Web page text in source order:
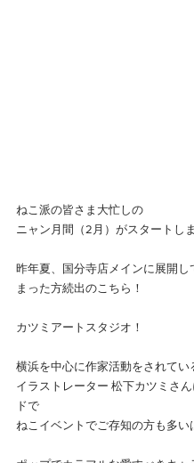
ねこ派の皆さま大忙しの
ニャン月間（2月）がスタートし
昨年夏、国分寺店メインに展開し
まった方続出のこちら！
カツミアートスタジオ！
横浜を中心に作家活動をされてい
イラストレーター 松下カツミさ
ドで
ねこイベントでご存知の方も多い